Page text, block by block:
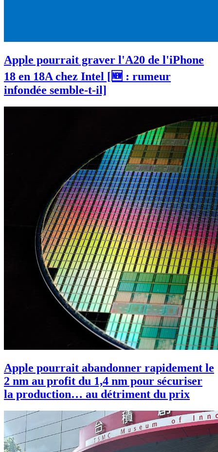
Apple pourrait graver l'A20 de l'iPhone
18 en 18A chez Intel [🆕 : rumeur
infondée semble-t-il]
Apple pourrait abandonner rapidement le
2 nm au profit du 1,4 nm pour sécuriser
la production… au détriment du prix